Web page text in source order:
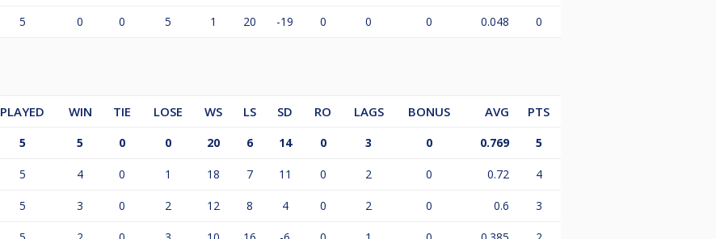
5 0 0 5 1 20 -19 0 0 0 0.048 0
PLAYED WIN TIE LOSE WS LS SD RO LAGS BONUS AVG
PTS
5 5 0 0 20 6 14 0 3 0 0.769 5
5 4 0 1 18 7 11 0 2 0 0.72 4
5 3 0 2 12 8 4 0 2 0 0.6 3